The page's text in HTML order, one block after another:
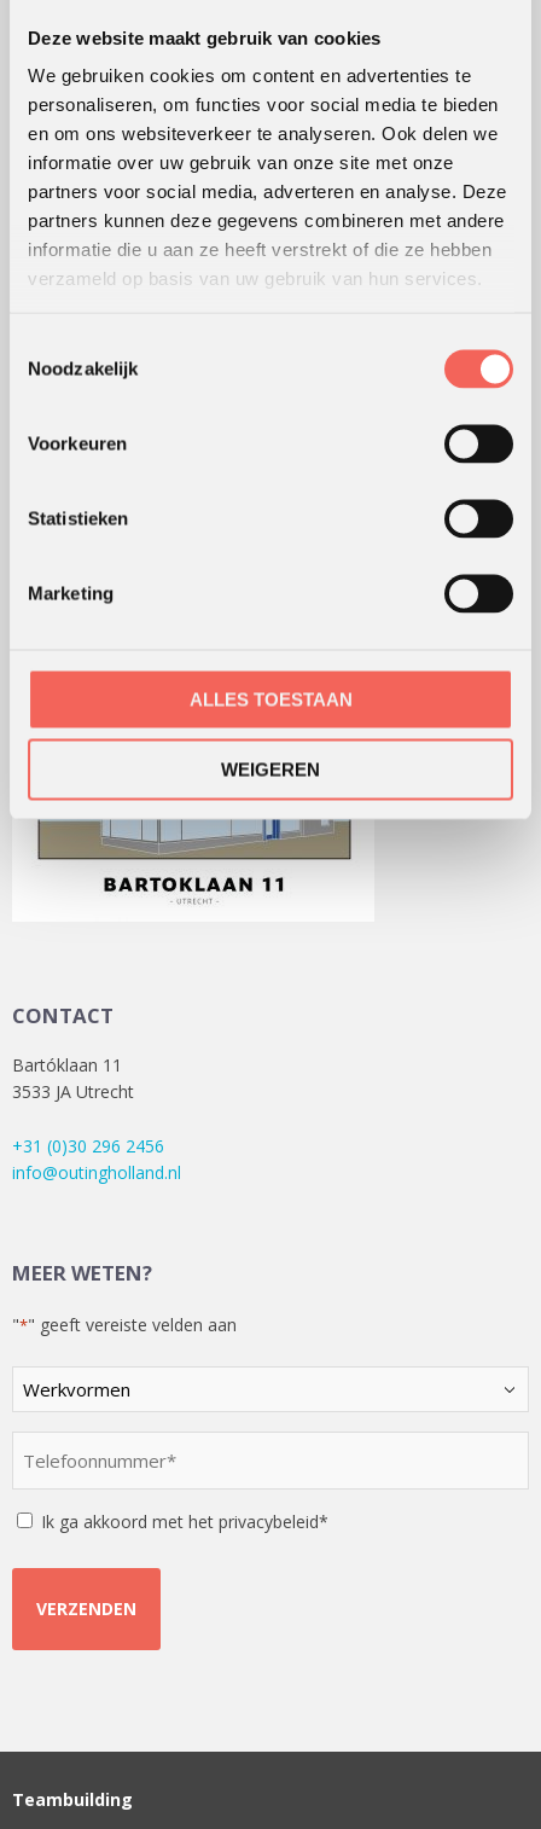
Deze website maakt gebruik van cookies
We gebruiken cookies om content en advertenties te
personaliseren, om functies voor social media te bieden
en om ons websiteverkeer te analyseren. Ook delen we
informatie over uw gebruik van onze site met onze
partners voor social media, adverteren en analyse. Deze
partners kunnen deze gegevens combineren met andere
informatie die u aan ze heeft verstrekt of die ze hebben
verzameld op basis van uw gebruik van hun services.
Noodzakelijk
Voorkeuren
Statistieken
Marketing
ALLES TOESTAAN
WEIGEREN
Alle werkvormen
KLANTWAARDERING
Lees hierde beoordelingen van verschillende klanten.
Hoe wij werken
Modellen en theorieën
Coaching en advies
CONTACT
Bartóklaan 11
3533 JA Utrecht
+31 (0)30 296 2456
info@outingholland.nl
MEER WETEN?
"*" geeft vereiste velden aan
Kies
een
optie
Instemming
Ik ga akkoord met het privacybeleid*
Teambuilding